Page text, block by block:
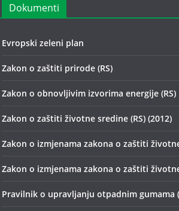
Dokumenti
Evropski zeleni plan
Zakon o zaštiti prirode (RS)
Zakon o obnovljivim izvorima energije (RS)
Zakon o zaštiti životne sredine (RS) (2012)
Zakon o izmjenama zakona o zaštiti
Zakon o izmjenama zakona o zaštiti
Pravilnik o upravljanju otpadnim gumama